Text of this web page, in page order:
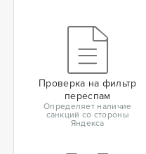
Проверка на фильтр
переспам
Определяет наличие
санкций со стороны
Яндекса